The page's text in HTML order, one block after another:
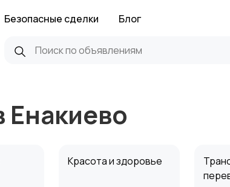
Безопасные сделки Блог
Енакиево
Красота и здоровье